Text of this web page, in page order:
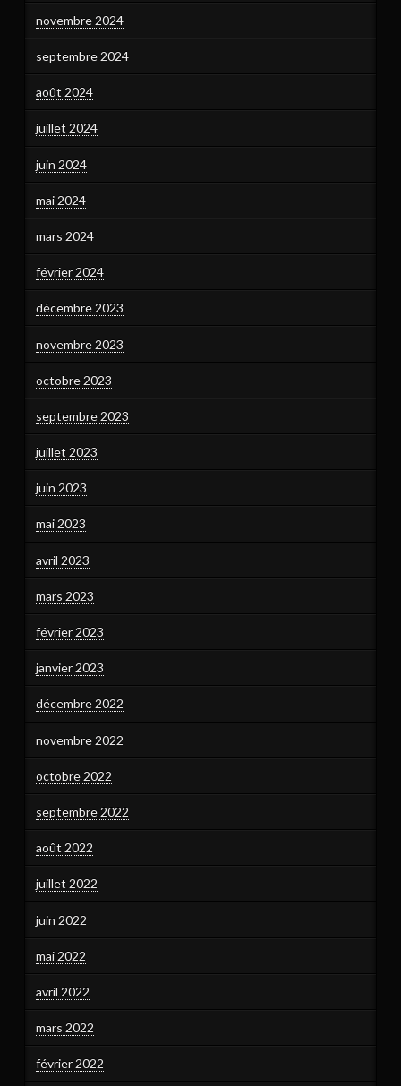
novembre 2024
septembre 2024
août 2024
juillet 2024
juin 2024
mai 2024
mars 2024
février 2024
décembre 2023
novembre 2023
octobre 2023
septembre 2023
juillet 2023
juin 2023
mai 2023
avril 2023
mars 2023
février 2023
janvier 2023
décembre 2022
novembre 2022
octobre 2022
septembre 2022
août 2022
juillet 2022
juin 2022
mai 2022
avril 2022
mars 2022
février 2022